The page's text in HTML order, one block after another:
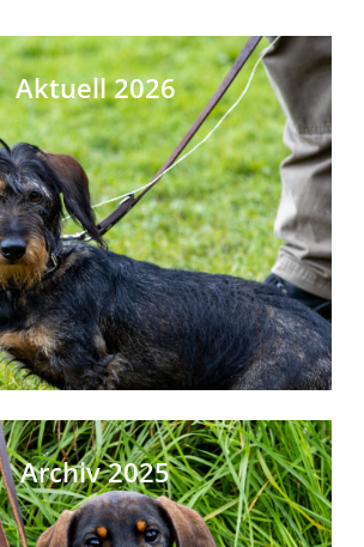
Aktuell 2026
Archiv 2025